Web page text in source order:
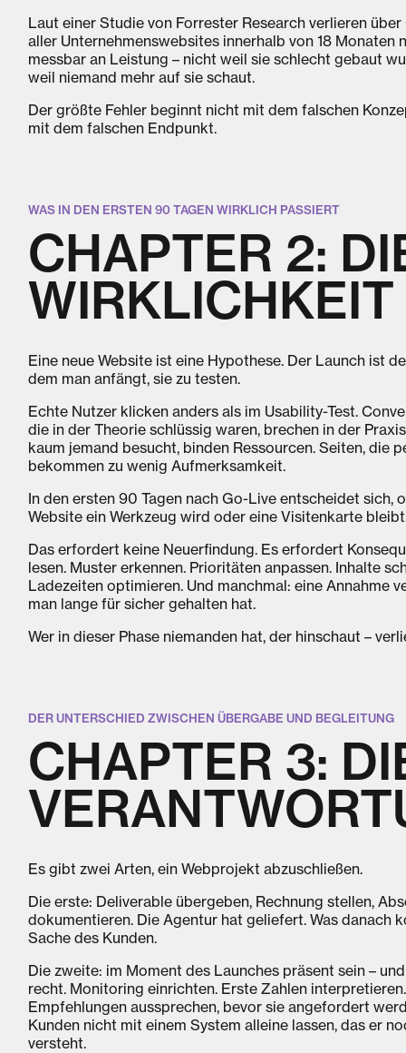
Laut einer Studie von Forrester Research verlieren
aller Unternehmenswebsites innerhalb von 18 Monaten
messbar an Leistung – nicht weil sie schlecht gebaut
weil niemand mehr auf sie schaut.
Der größte Fehler beginnt nicht mit dem falschen
mit dem falschen Endpunkt.
WAS IN DEN ERSTEN 90 TAGEN WIRKLICH PASSIERT
CHAPTER 2:
WIRKLICHKEIT
Eine neue Website ist eine Hypothese. Der Launch ist
dem man anfängt, sie zu testen.
Echte Nutzer klicken anders als im Usability-Test.
die in der Theorie schlüssig waren, brechen in der
kaum jemand besucht, binden Ressourcen. Seiten, die
bekommen zu wenig Aufmerksamkeit.
In den ersten 90 Tagen nach Go-Live entscheidet sich,
Website ein Werkzeug wird oder eine Visitenkarte
Das erfordert keine Neuerfindung. Es erfordert
lesen. Muster erkennen. Prioritäten anpassen. Inhalte
Ladezeiten optimieren. Und manchmal: eine Annahme
man lange für sicher gehalten hat.
Wer in dieser Phase niemanden hat, der hinschaut –
DER UNTERSCHIED ZWISCHEN ÜBERGABE UND BEGLEITUNG
CHAPTER 3:
Es gibt zwei Arten, ein Webprojekt abzuschließen.
Die erste: Deliverable übergeben, Rechnung stellen,
dokumentieren. Die Agentur hat geliefert. Was danach
Sache des Kunden.
Die zweite: im Moment des Launches präsent sein –
recht. Monitoring einrichten. Erste Zahlen interpretieren.
Empfehlungen aussprechen, bevor sie angefordert
Kunden nicht mit einem System alleine lassen, das er
versteht.